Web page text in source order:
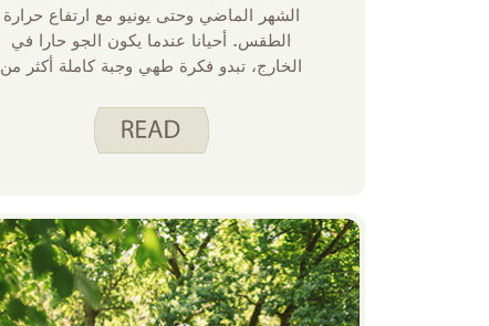
الشهر الماضي وحتى يونيو مع ارتفاع حرارة
الطقس. أحيانا عندما يكون الجو حارا في
الخارج، تبدو فكرة طهي وجبة كاملة أكثر من
أفكارنا المفضلة لتحويل الوجبات الخفيفة إلى
وجبات بأقل قدر ممكن من الطهي.